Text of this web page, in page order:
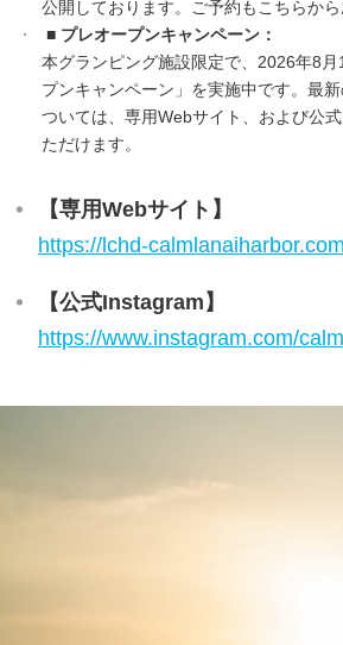
公開しております。ご予約もこちらから
■ プレオープンキャンペーン：
本グランピング施設限定で、2026年8
プンキャンペーン」を実施中です。最
ついては、専用Webサイト、および公
ただけます。
【専用Webサイト】
https://lchd-
【公式Instagram】
https://www.instagram.com/